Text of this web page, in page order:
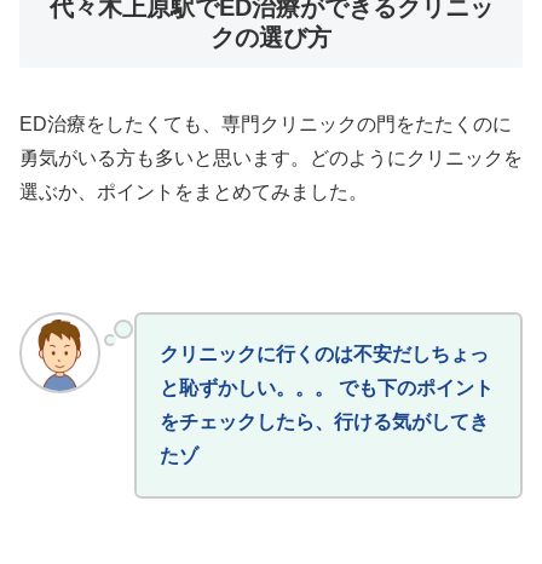
代々木上原駅でED治療ができるクリニッ
クの選び方
ED治療をしたくても、専門クリニックの門をたたくのに
勇気がいる方も多いと思います。どのようにクリニックを
選ぶか、ポイントをまとめてみました。
クリニックに行くのは不安だしちょっ
と恥ずかしい。。。 でも下のポイント
をチェックしたら、行ける気がしてき
たゾ